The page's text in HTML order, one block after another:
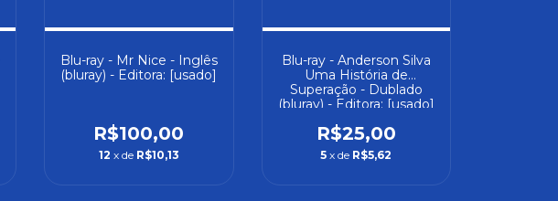
Blu-ray - Mr Nice - Inglês
(bluray) - Editora: [usado]
R$100,00
12 x de R$10,13
Blu-ray - Anderson Silva
Uma História de
Superação - Dublado
(bluray) - Editora: [usado]
R$25,00
5 x de R$5,62